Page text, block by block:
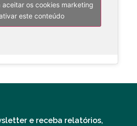
aceitar os cookies marketing
este conteúdo
e receba relatórios,